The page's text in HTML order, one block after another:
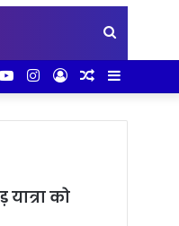
Search
for
Sidebar
Random
Log
Instagram
YouTube
को